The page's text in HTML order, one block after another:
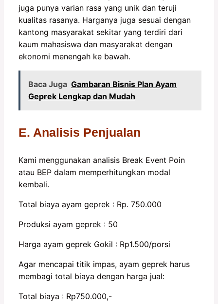
juga punya varian rasa yang unik dan teruji
kualitas rasanya. Harganya juga sesuai dengan
kantong masyarakat sekitar yang terdiri dari
kaum mahasiswa dan masyarakat dengan
ekonomi menengah ke bawah.
Baca Juga Gambaran Bisnis Plan Ayam
Geprek Lengkap dan Mudah
E. Analisis Penjualan
Kami menggunakan analisis Break Event Poin
atau BEP dalam memperhitungkan modal
kembali.
Total biaya ayam geprek : Rp. 750.000
Produksi ayam geprek : 50
Harga ayam geprek Gokil : Rp1.500/porsi
Agar mencapai titik impas, ayam geprek harus
membagi total biaya dengan harga jual:
Total biaya : Rp750.000,-